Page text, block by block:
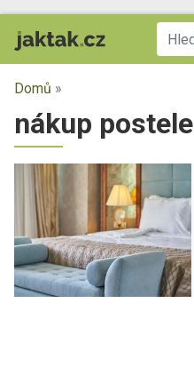
Domů »
nákup postele